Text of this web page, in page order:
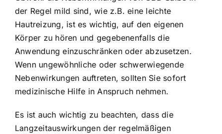
der Regel mild sind, wie z.B. eine leichte
Hautreizung, ist es wichtig, auf den eigenen
Körper zu hören und gegebenenfalls die
Anwendung einzuschränken oder abzusetzen.
Wenn ungewöhnliche oder schwerwiegende
Nebenwirkungen auftreten, sollten Sie sofort
medizinische Hilfe in Anspruch nehmen.
Es ist auch wichtig zu beachten, dass die
Langzeitauswirkungen der regelmäßigen